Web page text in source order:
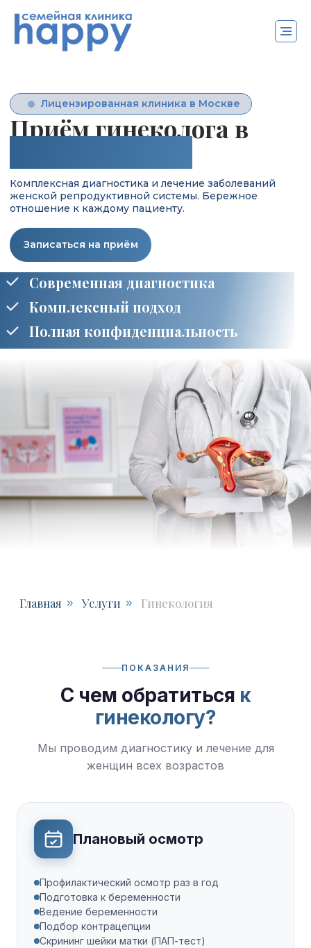
Приём гинеколога в
клинике Happy
Комплексная диагностика и лечение заболеваний
Полная конфиденциальность
Современная диагностика
Главная » Услуги »
ПОКАЗАНИЯ
С чем обратиться к
гинекологу?
Мы проводим диагностику и лечение для
женщин всех возрастов
Плановый осмотр
Профилактический осмотр раз в год
Подготовка к беременности
Ведение беременности
Подбор контрацепции
Скрининг шейки матки (ПАП-тест)